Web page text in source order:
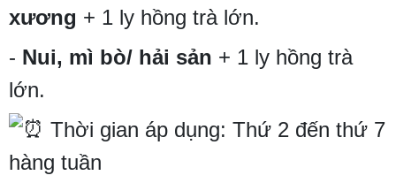
xương + 1 ly hồng trà lớn.
- Nui, mì bò/ hải sản + 1 ly hồng trà
lớn.
Thời gian áp dụng: Thứ 2 đến thứ 7
hàng tuần